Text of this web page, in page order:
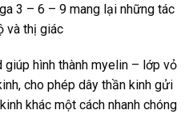
3 – 6 – 9 mang lại những tác
và thị giác
hình thành myelin – lớp vỏ
cho phép dây thần kinh gửi
khác một cách nhanh chóng